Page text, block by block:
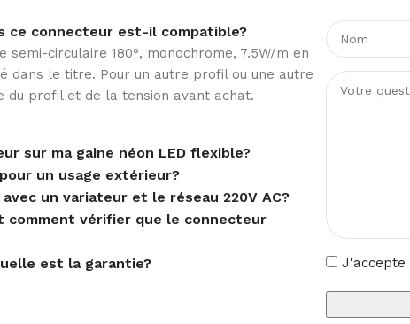
ce connecteur est-il compatible?
semi-circulaire 180°, monochrome, 7.5W/m en
dans le titre. Pour un autre profil ou une autre
du profil et de la tension avant achat.
sur ma gaine néon LED flexible?
un usage extérieur?
un variateur et le réseau 220V AC?
comment vérifier que le connecteur
est la garantie?
J'accepte